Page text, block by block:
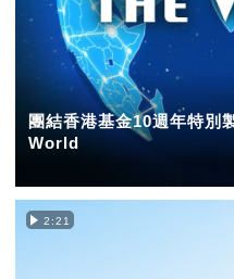
團結香港基金10週年特
World
2:21